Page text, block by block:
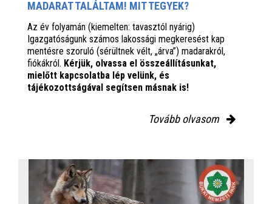
MADARAT TALÁLTAM! MIT TEGYEK?
Az év folyamán (kiemelten: tavasztól nyárig)
Igazgatóságunk számos lakossági megkeresést kap
mentésre szoruló (sérültnek vélt, „árva”) madarakról,
fiókákról. Kérjük, olvassa el összeállításunkat,
mielőtt kapcsolatba lép velünk, és
tájékozottságával segítsen másnak is!
Tovább olvasom